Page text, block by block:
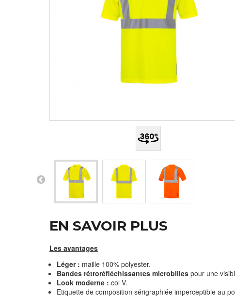
EN SAVOIR PLUS
Les avantages
Léger : maille 100% polyester.
Bandes rétroréfléchissantes microbilles pour une
Look moderne : col V.
Etiquette de composition sérigraphiée imperceptible au